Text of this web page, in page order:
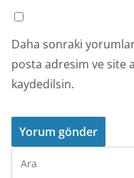
Daha sonraki
posta adresim ve site
kaydedilsin.